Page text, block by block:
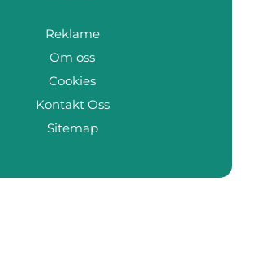
Reklame
Om oss
Cookies
Kontakt Oss
Sitemap